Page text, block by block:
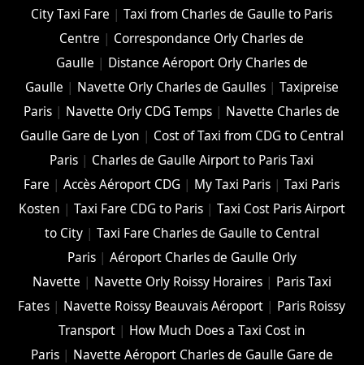
City Taxi Fare |Taxi from Charles de Gaulle to Paris
Centre | Correspondance Orly Charles de
Gaulle | Distance Aéroport Orly Charles de
Gaulle | Navette Orly Charles de Gaulles| Taxipreise
Paris | Navette Orly CDG Temps | Navette Charles de
Gaulle Gare de Lyon | Cost of Taxi from CDG to Central
Paris | Charles de Gaulle Airport to Paris Taxi
Fare |Accès Aéroport CDG | My Taxi Paris |Taxi Paris
Kosten | Taxi Fare CDG to Paris| Taxi Cost Paris Airport
to City| Taxi Fare Charles de Gaulle to Central
Paris| Aéroport Charles de Gaulle Orly
Navette | Navette Orly Roissy Horaires| Paris Taxi
Fates | Navette Roissy Beauvais Aéroport | Paris Roissy
Transport| How Much Does a Taxi Cost in
Paris| Navette Aéroport Charles de Gaulle Gare de